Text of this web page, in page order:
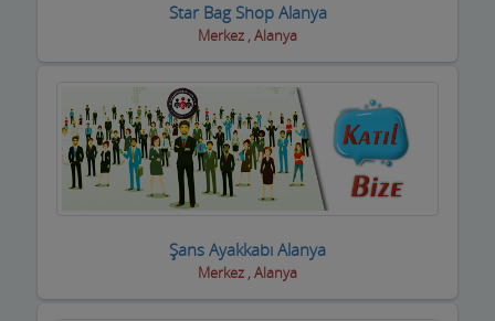
Star Bag Shop Alanya
Merkez , Alanya
Şans Ayakkabı Alanya
Merkez , Alanya